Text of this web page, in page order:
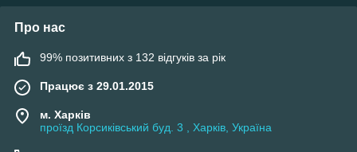
Про нас
99% позитивних з 132 відгуків за рік
Працює з 29.01.2015
м. Харків
проїзд Корсиківський буд. 3 , Харків, Україна